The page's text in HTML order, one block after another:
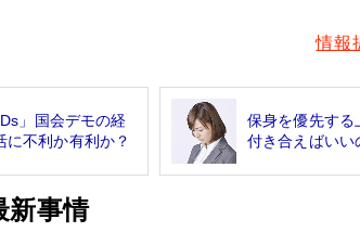
情報
」国会デモの経
に不利か有利か？
保身を優先する
付き合えばいい
新事情